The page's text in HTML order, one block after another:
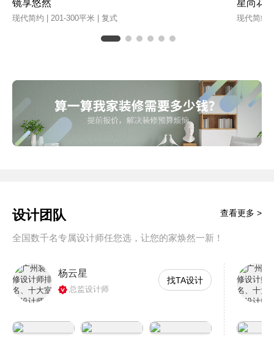
镜享悠然
现代简约 | 201-300平米 | 复式
星尚花
现代简约
设计团队
全国数千名专属设计师任您选，让您的家焕然一新！
查看更多 >
杨云星
总监设计师
找TA设计